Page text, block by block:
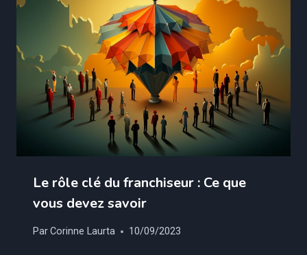
Le rôle clé du franchiseur : Ce que
vous devez savoir
ParCorinne Laurta 10/09/2023